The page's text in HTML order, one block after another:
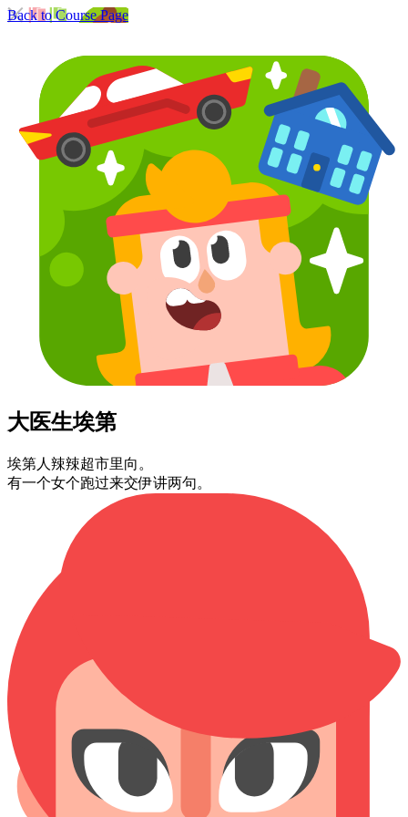
Back to Course Page
大⁠医生⁠埃第
埃第⁠人⁠辣辣⁠超市⁠里向。
有⁠一个⁠女个⁠跑过来⁠交伊讲⁠两句。